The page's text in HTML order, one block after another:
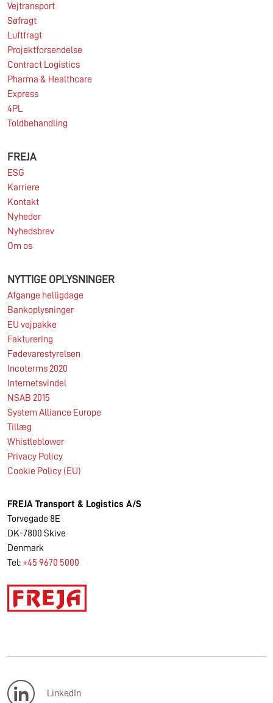
Vejtransport
Søfragt
Luftfragt
Projektforsendelse
Contract Logistics
Pharma & Healthcare
Express
4PL
Toldbehandling
FREJA
ESG
Karriere
Kontakt
Nyheder
Nyhedsbrev
Om os
NYTTIGE OPLYSNINGER
Afgange helligdage
Bankoplysninger
EU vejpakke
Fakturering
Fødevarestyrelsen
Incoterms 2020
Internetsvindel
NSAB 2015
System Alliance Europe
Tillæg
Whistleblower
Privacy Policy
Cookie Policy (EU)
FREJA Transport & Logistics A/S
Torvegade 8E
DK-7800 Skive
Denmark
Tel: +45 9670 5000
LinkedIn